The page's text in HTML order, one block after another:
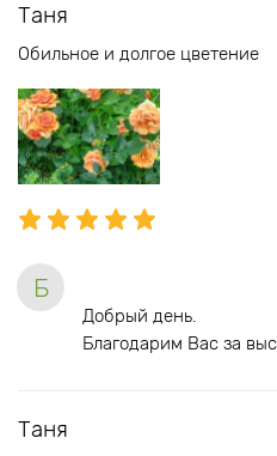
Таня
Обильное и долгое цветение
Б
Добрый день.
Благодарим Вас за
Таня